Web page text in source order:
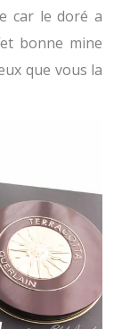
car le doré a
bonne mine
que vous la